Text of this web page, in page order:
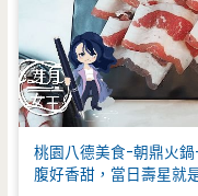
桃園八德美食-朝鼎火
腹好香甜，當日壽星就